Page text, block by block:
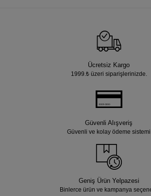
Ücretsiz Kargo
1999.₺ üzeri siparişlerinizde.
Güvenli Alışveriş
Güvenli ve kolay ödeme sistemi
Geniş Ürün Yelpazesi
Binlerce ürün ve kampanya